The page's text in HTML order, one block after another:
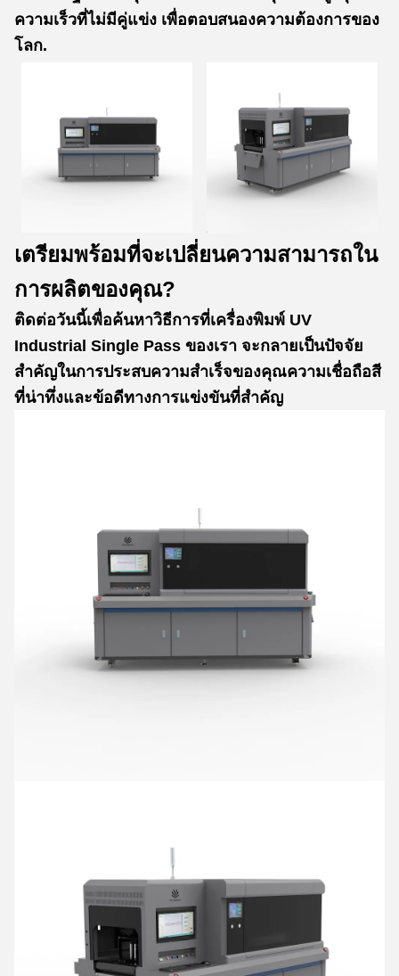
ความเร็วที่ไม่มีคู่แข่ง เพื่อตอบสนองความต้องการของ
โลก.
เตรียมพร้อมที่จะเปลี่ยนความสามารถใน
การผลิตของคุณ?
ติดต่อวันนี้เพื่อค้นหาวิธีการที่เครื่องพิมพ์ UV
Industrial Single Pass ของเรา จะกลายเป็นปัจจัย
สําคัญในการประสบความสําเร็จของคุณความเชื่อถือสี
ที่น่าทึ่งและข้อดีทางการแข่งขันที่สําคัญ